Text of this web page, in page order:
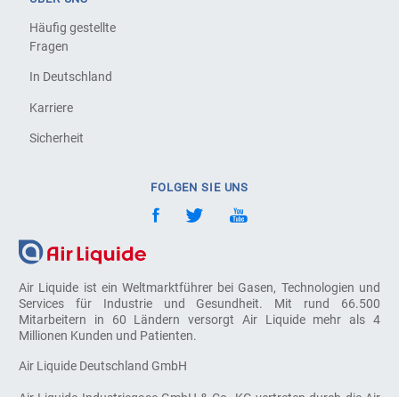
Air Liquide ist ein Weltmarktführer bei Gasen, Technologien und
Services für Industrie und Gesundheit. Mit rund 66.500
Mitarbeitern in 60 Ländern versorgt Air Liquide mehr als 4
Millionen Kunden und Patienten.
Air Liquide Deutschland GmbH
Häufig gestellte
Fragen
In Deutschland
Karriere
Sicherheit
FOLGEN SIE UNS